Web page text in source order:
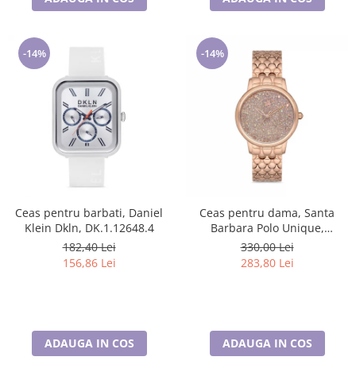
-14%
Ceas pentru barbati, Daniel
Klein Dkln, DK.1.12648.4
182,40 Lei
156,86 Lei
ADAUGA IN COS
-14%
Ceas pentru dama, Santa
Barbara Polo Unique,
SB.1.10127.2
330,00 Lei
283,80 Lei
ADAUGA IN COS